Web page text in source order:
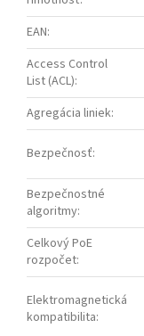
EAN:
Access Control
List (ACL):
Agregácia liniek:
Bezpečnosť:
Bezpečnostné
algoritmy:
Celkový PoE
rozpočet:
Elektromagnetická
kompatibilita: